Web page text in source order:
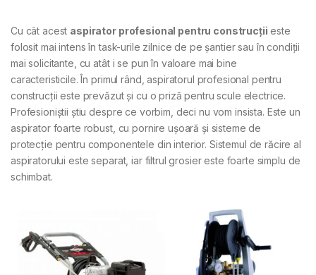
Cu cât acest aspirator profesional pentru construcții este
folosit mai intens în task-urile zilnice de pe șantier sau în condiții
mai solicitante, cu atât i se pun în valoare mai bine
caracteristicile. În primul rând, aspiratorul profesional pentru
construcții este prevăzut și cu o priză pentru scule electrice.
Profesioniștii știu despre ce vorbim, deci nu vom insista. Este un
aspirator foarte robust, cu pornire ușoară și sisteme de
protecție pentru componentele din interior. Sistemul de răcire al
aspiratorului este separat, iar filtrul grosier este foarte simplu de
schimbat.